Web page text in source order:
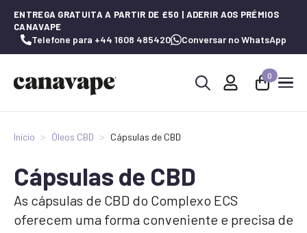
ENTREGA GRATUITA A PARTIR DE £50 | ADERIR AOS PRÉMIOS
CANAVAPE
Telefone para +44 1608 485420 Conversar no WhatsApp
0
Início Óleos CBD Cápsulas de CBD
Cápsulas de CBD
As cápsulas de CBD do Complexo ECS
oferecem uma forma conveniente e precisa de